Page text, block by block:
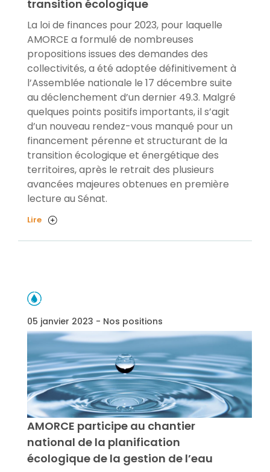
transition écologique
La loi de finances pour 2023, pour laquelle
AMORCE a formulé de nombreuses
propositions issues des demandes des
collectivités, a été adoptée définitivement à
l’Assemblée nationale le 17 décembre suite
au déclenchement d’un dernier 49.3. Malgré
quelques points positifs importants, il s’agit
d’un nouveau rendez-vous manqué pour un
financement pérenne et structurant de la
transition écologique et énergétique des
territoires, après le retrait des plusieurs
avancées majeures obtenues en première
lecture au Sénat.
Lire
05 janvier 2023 - Nos positions
AMORCE participe au chantier
national de la planification
écologique de la gestion de l’eau